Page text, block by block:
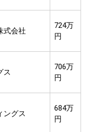
式会社
724万
円
ス
706万
円
ングス
684万
円